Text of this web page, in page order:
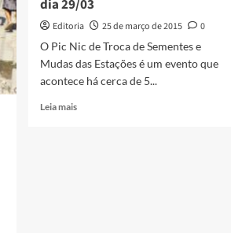
dia 29/03
Editoria 25 de março de 2015
0
O Pic Nic de Troca de Sementes e
Mudas das Estações é um evento que
acontece há cerca de 5...
Leia maisRead